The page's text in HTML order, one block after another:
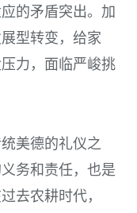
的矛盾突出。加
型转变，给家
力，面临严峻挑
美德的礼仪之
务和责任，也是
去农耕时代，